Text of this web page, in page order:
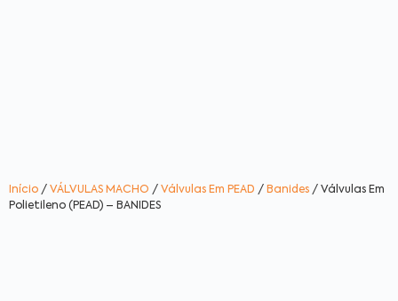
Início / VÁLVULAS MACHO / Válvulas Em PEAD / Banides / Válvulas Em
Polietileno (PEAD) – BANIDES